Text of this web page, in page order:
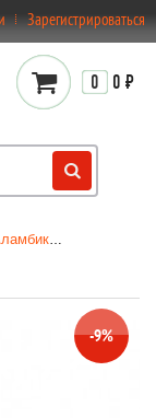
Зарегистрироваться
0 0 ₽
5 л «Люкс»
-9%